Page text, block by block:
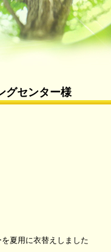
センター様
夏用に衣替えしました